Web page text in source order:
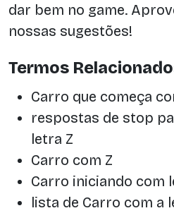
dar bem no game.
nossas sugestões!
Termos
Carro que começa
respostas de stop
letra Z
Carro com Z
Carro iniciando com
lista de Carro com a